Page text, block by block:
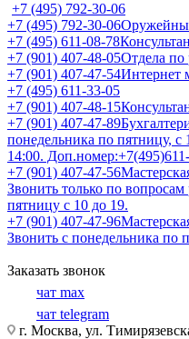
+7 (495) 792-30-06
+7 (495) 792-30-06
+7 (495) 611-08-78
+7 (901) 407-48-05Отдела по
+7 (901) 407-47-54Интернет
+7 (495) 611-33-05
+7 (901) 407-48-15
+7 (901) 407-47-89
понедельника по пятницу, с
14:00.
+7 (901) 407-47-56
Звонить только по
пятницу с 10 до 19.
+7 (901) 407-47-96
Звонить с понедельника по
Заказать звонок
чат max
чат telegram
г. Москва, ул.